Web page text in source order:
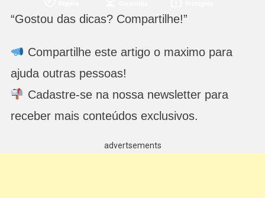
“Gostou das dicas? Compartilhe!”
Compartilhe este artigo o maximo para
ajuda outras pessoas!
Cadastre-se na nossa newsletter para
receber mais conteúdos exclusivos.
advertsements